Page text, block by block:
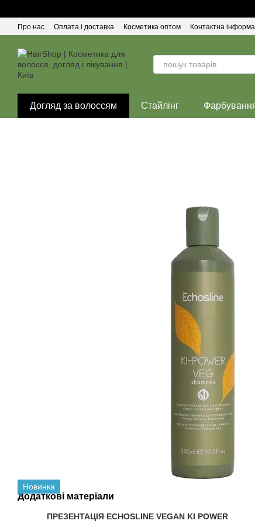
Про нас Оплата і доставка Косметика оптом Контактна
Догляд за волоссям Стайлінг
Новинка
Додаткові матеріали
ПРЕЗЕНТАЦІЯ ECHOSLINE VEGAN KI POWER